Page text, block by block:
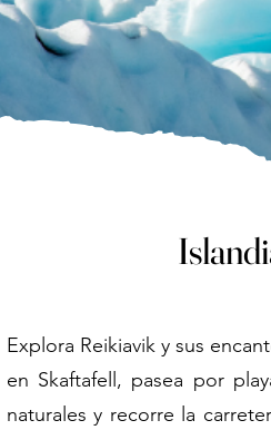
Explora Reikiavik y sus
en Skaftafell, pasea por
naturales y recorre la